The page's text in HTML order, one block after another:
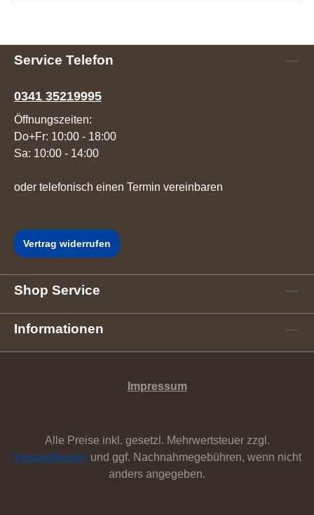
Service Telefon
0341 35219995
Öffnungszeiten:
Do+Fr: 10:00 - 18:00
Sa: 10:00 - 14:00
oder telefonisch einen Termin vereinbaren
Vertrag widerrufen
Shop Service
Informationen
Impressum
Alle Preise inkl. gesetzl. Mehrwertsteuer zzgl.
Versandkosten und ggf. Nachnahmegebühren, wenn nicht
anders angegeben.